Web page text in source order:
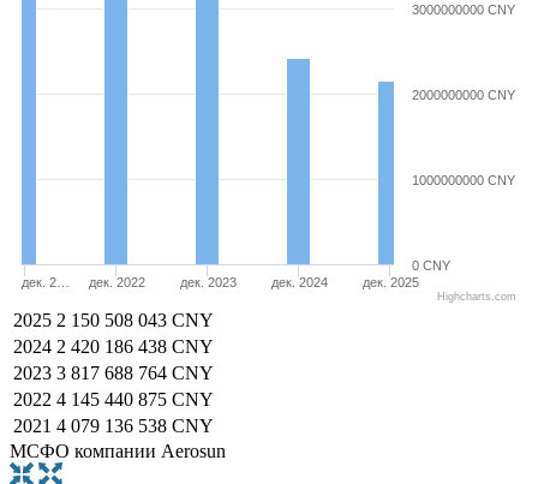
дек. 2… дек. 2022 дек. 2023 дек. 2024 дек. 2025
0 CNY
1000000000 CNY
2000000000 CNY
3000000000 CNY
Highcharts.com
2025 2 150 508 043 CNY
2024 2 420 186 438 CNY
2023 3 817 688 764 CNY
2022 4 145 440 875 CNY
2021 4 079 136 538 CNY
МСФО компании Aerosun